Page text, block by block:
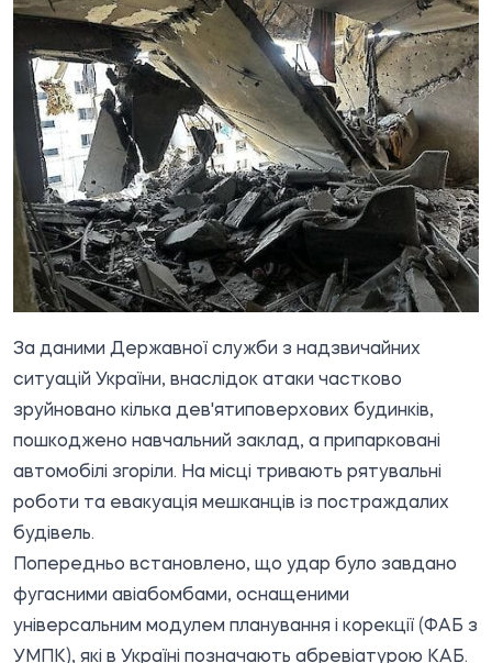
За даними Державної служби з надзвичайних
ситуацій України, внаслідок атаки частково
зруйновано кілька дев'ятиповерхових будинків,
пошкоджено навчальний заклад, а припарковані
автомобілі згоріли. На місці тривають рятувальні
роботи та евакуація мешканців із постраждалих
будівель.
Попередньо встановлено, що удар було завдано
фугасними авіабомбами, оснащеними
універсальним модулем планування і корекції (ФАБ з
УМПК), які в Україні позначають абревіатурою КАБ.